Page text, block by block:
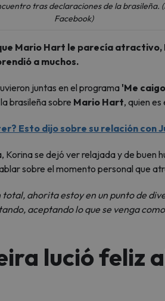
tras declaraciones de la
Facebook)
Mario Hart le parecía
a muchos.
juntas en el programa 'Me
brasileña sobre Mario Hart, quien
Esto dijo sobre su relación con
Korina se dejó ver relajada y de buen
sobre el momento personal que
ahorita estoy en un punto de
aceptando lo que se venga
lució feliz